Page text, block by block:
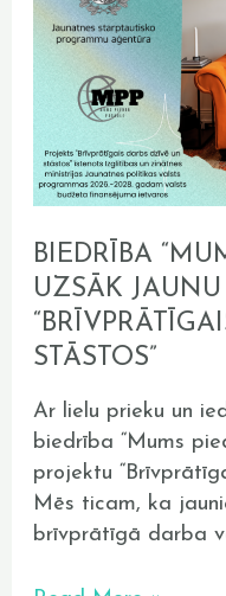
BIEDRĪBA
UZSĀK JAUNU
STĀSTOS”
Ar lielu prieku un
biedrība “Mums
projektu
Mēs ticam, ka
brīvprātīgā darba